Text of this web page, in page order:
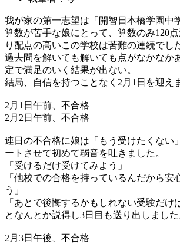
我が家の第一志望は「開智日本橋学園中
算数が苦手な娘にとって、算数のみ120
り配点の高いこの学校は苦難の連続でし
過去問を解いても解いても点がなかなか
定で満足のいく結果が出ない。
結局、自信を持つことなく2月1日を迎え
2月1日午前、不合格
2月2日午前、不合格
連日の不合格に娘は「もう受けたくない
ートさせて初めて弱音を吐きました。
「受けるだけ受けてみよう」
「他校での合格を持っているんだから安
う」
「あとで後悔するかもしれない受験だけ
となんとか説得し3日目も送り出しました
2月3日午後、不合格